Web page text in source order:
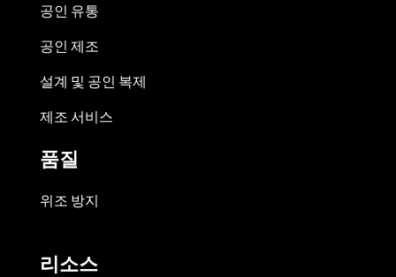
공인 유통
공인 제조
설계 및 공인 복제
제조 서비스
품질
위조 방지
리소스